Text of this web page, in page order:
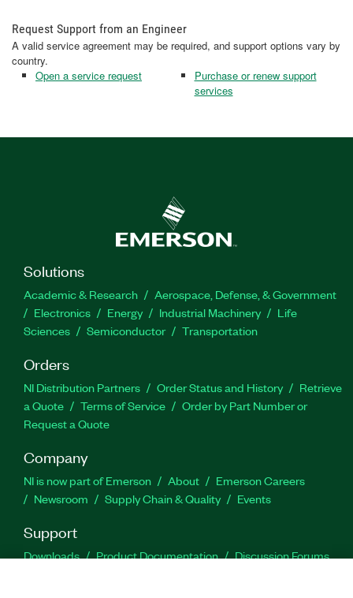
Request Support from an Engineer
A valid service agreement may be required, and support options vary by
country.
Open a service request
Purchase or renew support
services
Solutions
Academic & Research
Aerospace, Defense, & Government
Electronics
Energy Industrial Machinery
Life
Sciences
Semiconductor Transportation
Orders
NI Distribution Partners Order Status and History
Retrieve
a Quote
Terms of Service
Order by Part Number or
Request a Quote
Company
NI is now part of Emerson About
Emerson Careers
Newsroom
Supply Chain & Quality Events
Support
Downloads Product Documentation
Discussion Forums